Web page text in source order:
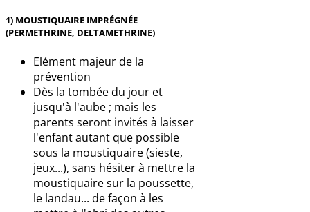
1) MOUSTIQUAIRE IMPRÉGNÉE
(PERMETHRINE, DELTAMETHRINE)
Elément majeur de la
prévention
Dès la tombée du jour et
jusqu'à l'aube ; mais les
parents seront invités à laisser
l'enfant autant que possible
sous la moustiquaire (sieste,
jeux...), sans hésiter à mettre la
moustiquaire sur la poussette,
le landau... de façon à les